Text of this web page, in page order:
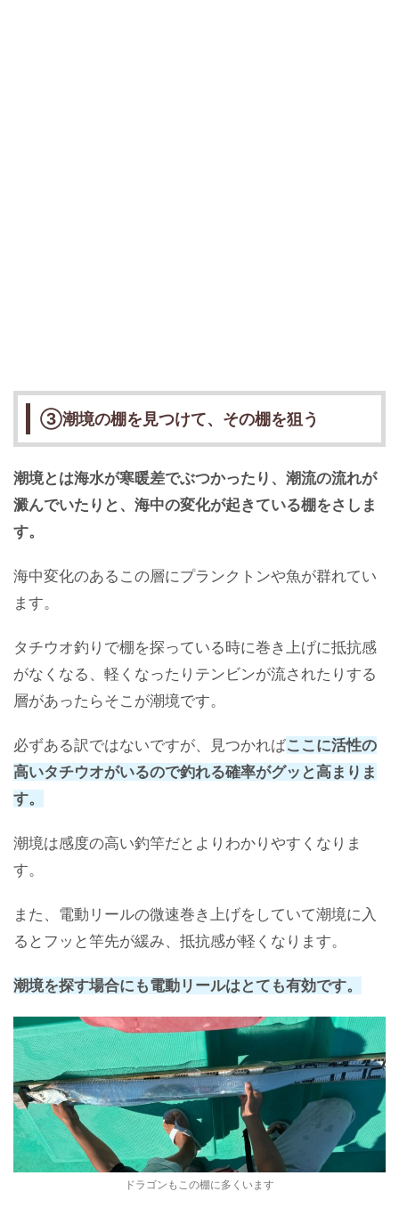
③潮境の棚を見つけて、その棚を狙う
潮境とは海水が寒暖差でぶつかったり、潮流の流れが
澱んでいたりと、海中の変化が起きている棚をさしま
す。
海中変化のあるこの層にプランクトンや魚が群れてい
ます。
タチウオ釣りで棚を探っている時に巻き上げに抵抗感
がなくなる、軽くなったりテンビンが流されたりする
層があったらそこが潮境です。
必ずある訳ではないですが、見つかればここに活性の
高いタチウオがいるので釣れる確率がグッと高まりま
す。
潮境は感度の高い釣竿だとよりわかりやすくなりま
す。
また、電動リールの微速巻き上げをしていて潮境に入
るとフッと竿先が緩み、抵抗感が軽くなります。
潮境を探す場合にも電動リールはとても有効です。
ドラゴンもこの棚に多くいます